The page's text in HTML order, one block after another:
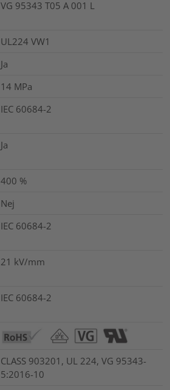
VG 95343 T05 A 001 L
UL224 VW1
Ja
14 MPa
IEC 60684-2
Ja
400 %
Nej
IEC 60684-2
21 kV/mm
IEC 60684-2
CLASS 903201, UL 224, VG 95343-
5:2016-10